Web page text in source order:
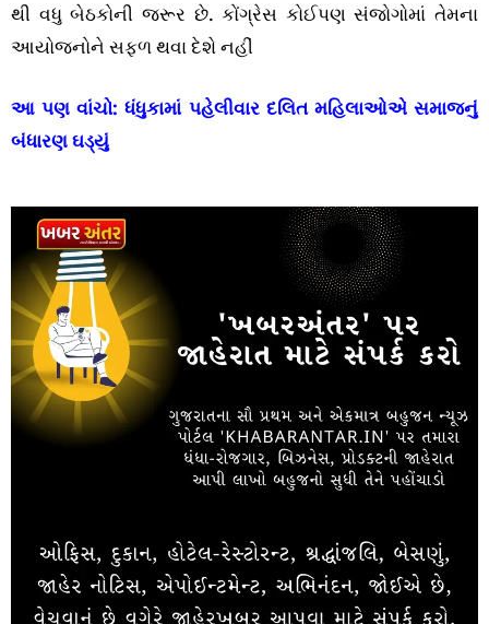
થી વધુ બેઠકોની જરૂર છે. કોંગ્રેસ કોઈપણ સંજોગોમાં તેમના
આયોજનોને સફળ થવા દેશે નહીં
આ પણ વાંચો:ધંધુકામાં પહેલીવાર દલિત મહિલાઓએ સમાજનું
બંધારણ ઘડ્યું